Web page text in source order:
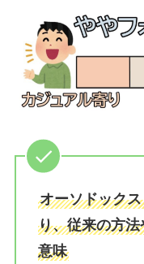
オーソドック
り、従来の方
意味